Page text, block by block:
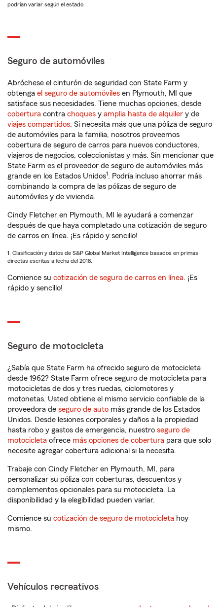
podrían variar según el estado.
Seguro de automóviles
Abróchese el cinturón de seguridad con State Farm y
obtenga el seguro de automóviles en Plymouth, MI que
satisface sus necesidades. Tiene muchas opciones, desde
cobertura contra choques y amplia hasta de alquiler y de
viajes compartidos. Si necesita más que una póliza de seguro
de automóviles para la familia, nosotros proveemos
cobertura de seguro de carros para nuevos conductores,
viajeros de negocios, coleccionistas y más. Sin mencionar que
State Farm es el proveedor de seguro de automóviles más
grande en los Estados Unidos1. Podría incluso ahorrar más
combinando la compra de las pólizas de seguro de
automóviles y de vivienda.
Cindy Fletcher en Plymouth, MI le ayudará a comenzar
después de que haya completado una cotización de seguro
de carros en línea. ¡Es rápido y sencillo!
1. Clasificación y datos de S&P Global Market Intelligence basados en primas
directas escritas a fecha del 2018.
Comience su cotización de seguro de carros en línea. ¡Es
rápido y sencillo!
Seguro de motocicleta
¿Sabía que State Farm ha ofrecido seguro de motocicleta
desde 1962? State Farm ofrece seguro de motocicleta para
motocicletas de dos y tres ruedas, ciclomotores y
motonetas. Usted obtiene el mismo servicio confiable de la
proveedora de seguro de auto más grande de los Estados
Unidos. Desde lesiones corporales y daños a la propiedad
hasta robo y gastos de emergencia, nuestro seguro de
motocicleta ofrece más opciones de cobertura para que solo
necesite agregar cobertura adicional si la necesita.
Trabaje con Cindy Fletcher en Plymouth, MI, para
personalizar su póliza con coberturas, descuentos y
complementos opcionales para su motocicleta. La
disponibilidad y la elegibilidad pueden variar.
Comience su cotización de seguro de motocicleta hoy
mismo.
Vehículos recreativos